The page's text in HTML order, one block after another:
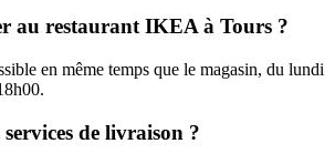
au restaurant IKEA à Tours ?
en même temps que le magasin, du lundi
de livraison ?